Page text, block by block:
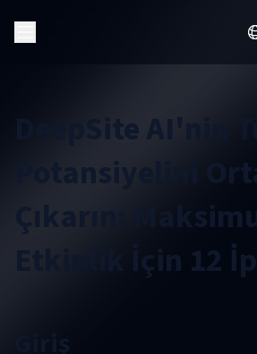
Potansiyelini
Çıkarın:
Etkinlik İçin 12